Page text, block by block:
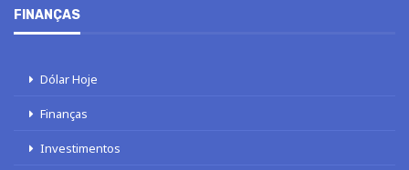
FINANÇAS
Dólar Hoje
Finanças
Investimentos